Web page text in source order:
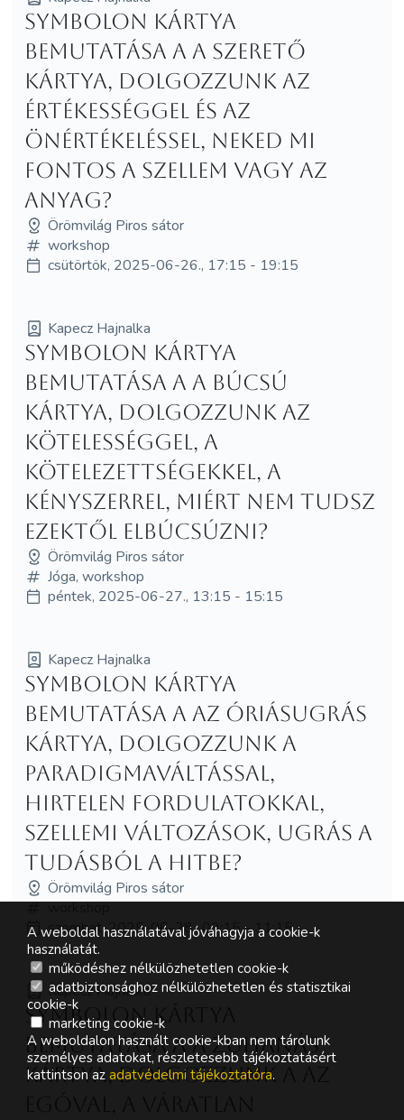
Symbolon kártya
bemutatása a A Szerető
kártya, dolgozzunk az
értékességgel és az
önértékeléssel, neked mi
fontos a szellem vagy az
anyag?
Örömvilág Piros sátor
workshop
csütörtök, 2025-06-26., 17:15 - 19:15
Kapecz Hajnalka
Symbolon kártya
bemutatása a A Búcsú
kártya, dolgozzunk az
kötelességgel, a
kötelezettségekkel, a
kényszerrel, miért nem tudsz
ezektől elbúcsúzni?
Örömvilág Piros sátor
Jóga, workshop
péntek, 2025-06-27., 13:15 - 15:15
Kapecz Hajnalka
Symbolon kártya
bemutatása a Az Óriásugrás
kártya, dolgozzunk a
paradigmaváltással,
hirtelen fordulatokkal,
szellemi változások, ugrás a
tudásból a hitbe?
Örömvilág Piros sátor
workshop
szombat, 2025-06-28., 09:15 - 11:15
Kapecz Hajnalka
Symbolon kártya
bemutatása a A Zuhanás
kártya, dolgozzunk a az
A weboldal használatával jóváhagyja a cookie-k
használatát.
működéshez nélkülözhetetlen cookie-k
adatbiztonsághoz nélkülözhetetlen és statisztikai
cookie-k
marketing cookie-k
A weboldalon használt cookie-kban nem tárolunk
személyes adatokat, részletesebb tájékoztatásért
kattintson az adatvédelmi tájékoztatóra.